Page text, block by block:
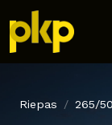
Riepas 265/